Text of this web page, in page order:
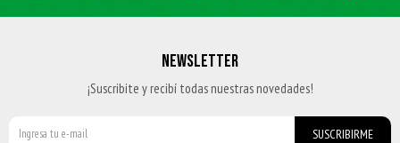
NEWSLETTER
¡Suscribite y recibí todas nuestras novedades!
SUSCRIBIRME